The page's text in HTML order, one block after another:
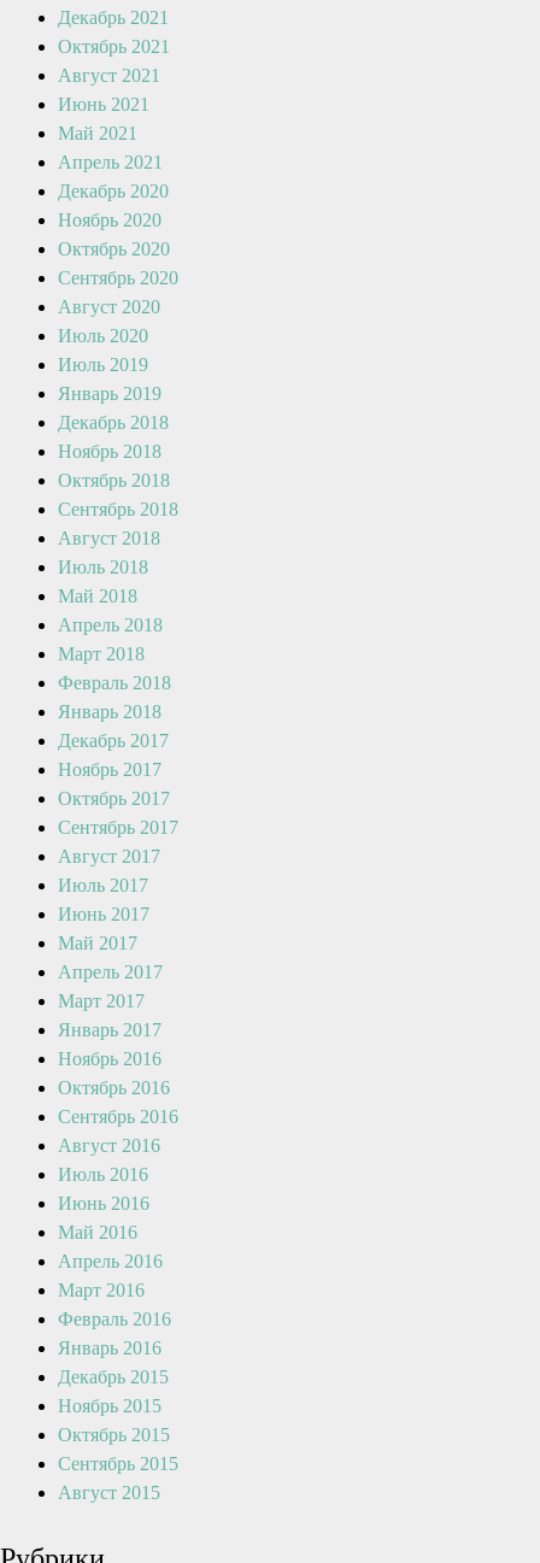
Декабрь 2021
Октябрь 2021
Август 2021
Июнь 2021
Май 2021
Апрель 2021
Декабрь 2020
Ноябрь 2020
Октябрь 2020
Сентябрь 2020
Август 2020
Июль 2020
Июль 2019
Январь 2019
Декабрь 2018
Ноябрь 2018
Октябрь 2018
Сентябрь 2018
Август 2018
Июль 2018
Май 2018
Апрель 2018
Март 2018
Февраль 2018
Январь 2018
Декабрь 2017
Ноябрь 2017
Октябрь 2017
Сентябрь 2017
Август 2017
Июль 2017
Июнь 2017
Май 2017
Апрель 2017
Март 2017
Январь 2017
Ноябрь 2016
Октябрь 2016
Сентябрь 2016
Август 2016
Июль 2016
Июнь 2016
Май 2016
Апрель 2016
Март 2016
Февраль 2016
Январь 2016
Декабрь 2015
Ноябрь 2015
Октябрь 2015
Сентябрь 2015
Август 2015